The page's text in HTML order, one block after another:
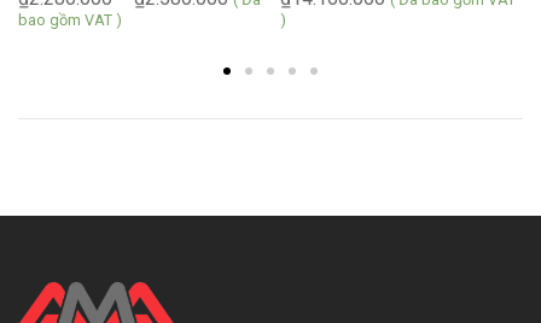
bao gồm VAT )
)